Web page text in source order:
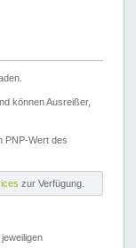
können Ausreißer,
PNP-Wert des
zur Verfügung.